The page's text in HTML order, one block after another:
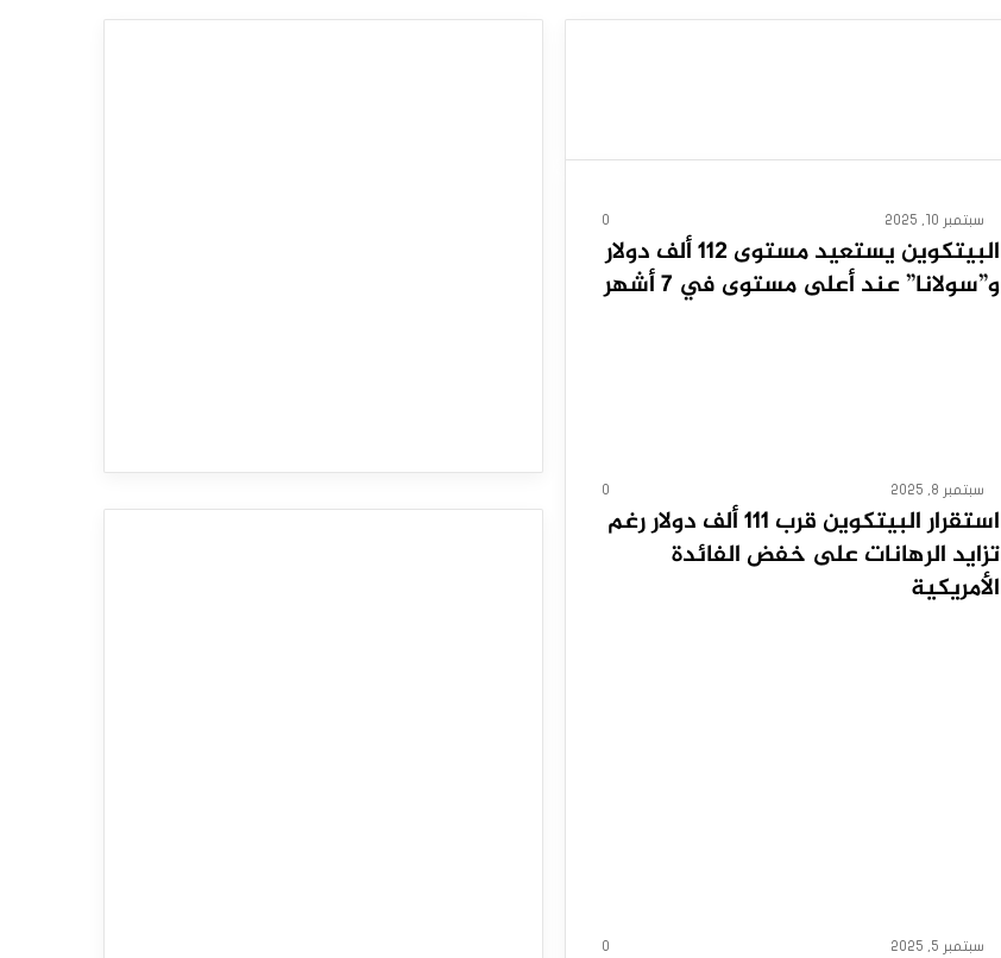
سبتمبر 10, 2025 0
البيتكوين يستعيد مستوى 112 ألف دولار
و”سولانا” عند أعلى مستوى في 7 أشهر
سبتمبر 8, 2025 0
استقرار البيتكوين قرب 111 ألف دولار رغم
تزايد الرهانات على خفض الفائدة
الأمريكية
سبتمبر 5, 2025 0